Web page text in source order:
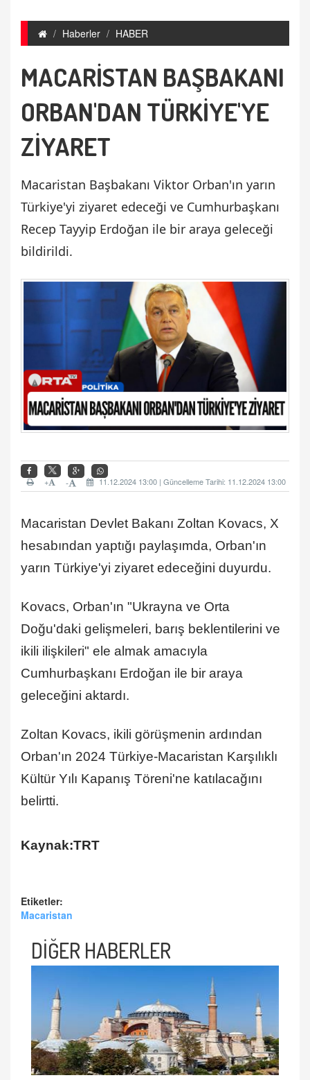
Haberler HABER
MACARİSTAN BAŞBAKANI
ORBAN'DAN TÜRKİYE'YE
ZİYARET
Macaristan Başbakanı Viktor Orban'ın yarın
Türkiye'yi ziyaret edeceği ve Cumhurbaşkanı
Recep Tayyip Erdoğan ile bir araya geleceği
bildirildi.
11.12.2024 13:00 | Güncelleme Tarihi: 11.12.2024 13:00
-
+
Macaristan Devlet Bakanı Zoltan Kovacs, X
hesabından yaptığı paylaşımda, Orban'ın
yarın Türkiye'yi ziyaret edeceğini duyurdu.
Kovacs, Orban'ın "Ukrayna ve Orta
Doğu'daki gelişmeleri, barış beklentilerini ve
ikili ilişkileri" ele almak amacıyla
Cumhurbaşkanı Erdoğan ile bir araya
geleceğini aktardı.
Zoltan Kovacs, ikili görüşmenin ardından
Orban'ın 2024 Türkiye-Macaristan Karşılıklı
Kültür Yılı Kapanış Töreni'ne katılacağını
belirtti.
Kaynak:TRT
Etiketler:
Macaristan
DİĞER HABERLER